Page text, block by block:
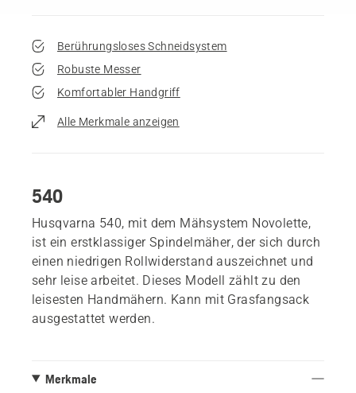
Berührungsloses Schneidsystem
Robuste Messer
Komfortabler Handgriff
Alle Merkmale anzeigen
540
Husqvarna 540, mit dem Mähsystem Novolette,
ist ein erstklassiger Spindelmäher, der sich durch
einen niedrigen Rollwiderstand auszeichnet und
sehr leise arbeitet. Dieses Modell zählt zu den
leisesten Handmähern. Kann mit Grasfangsack
ausgestattet werden.
Merkmale